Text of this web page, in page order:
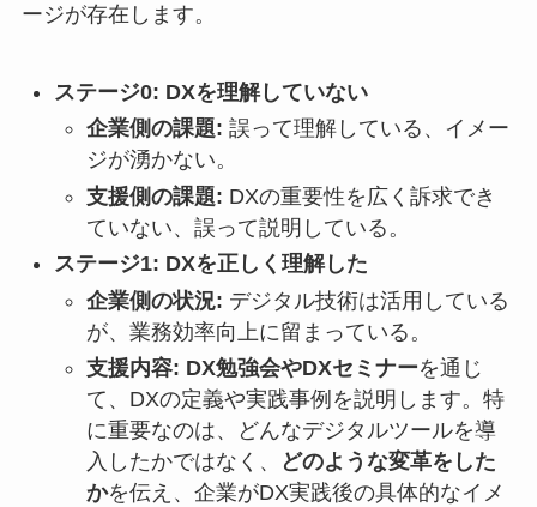
ージが存在します。
ステージ0: DXを理解していない
企業側の課題: 誤って理解している、イメー
ジが湧かない。
支援側の課題: DXの重要性を広く訴求でき
ていない、誤って説明している。
ステージ1: DXを正しく理解した
企業側の状況: デジタル技術は活用している
が、業務効率向上に留まっている。
支援内容: DX勉強会やDXセミナーを通じ
て、DXの定義や実践事例を説明します。特
に重要なのは、どんなデジタルツールを導
入したかではなく、
どのような変革をした
かを伝え、企業がDX実践後の具体的なイメ